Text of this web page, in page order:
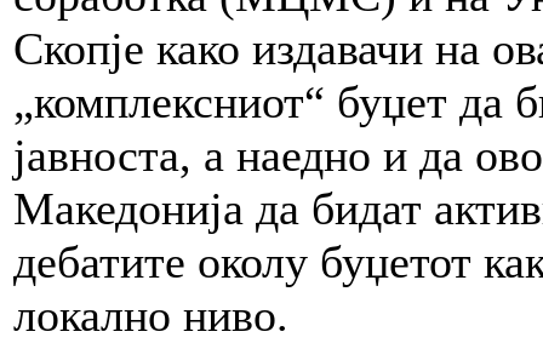
Скопје како издавачи на
„комплексниот“ буџет да
јавноста, а наедно и да
Македонија да бидат
дебатите околу буџетот
локално ниво.